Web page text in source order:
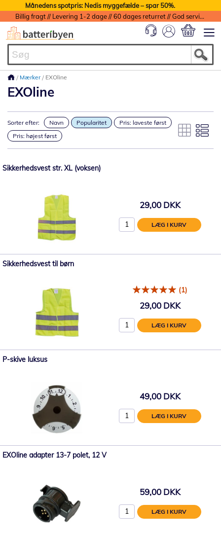
Månedens spotpris: Nedis myggefælde – spar 50%.
Billig fragt // Levering 1-2 dage // 60 dages returret // God service med garanti
Mærker EXOline
EXOline
Sorter efter: Navn Popularitet
Pris: laveste først
Pris: højest først
Sikkerhedsvest str. XL (voksen)
29,00 DKK
LÆG I KURV
Sikkerhedsvest til børn
(1)
29,00 DKK
LÆG I KURV
P-skive luksus
49,00 DKK
LÆG I KURV
EXOline adapter 13-7 polet, 12 V
59,00 DKK
LÆG I KURV